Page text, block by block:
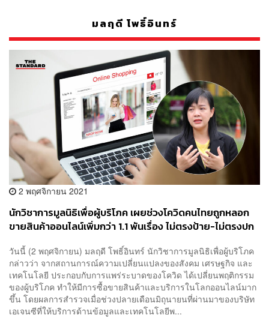
มลฤดี โพธิ์อินทร์
2 พฤศจิกายน 2021
นักวิชาการมูลนิธิเพื่อผู้บริโภค เผยช่วงโควิดคนไทยถูกหลอก
ขายสินค้าออนไลน์เพิ่มกว่า 1.1 พันเรื่อง ไม่ตรงป้าย-ไม่ตรงปก
วันนี้ (2 พฤศจิกายน) มลฤดี โพธิ์อินทร์ นักวิชาการมูลนิธิเพื่อผู้บริโภค
กล่าวว่า จากสถานการณ์ความเปลี่ยนแปลงของสังคม เศรษฐกิจ และ
เทคโนโลยี ประกอบกับการแพร่ระบาดของโควิด ได้เปลี่ยนพฤติกรรม
ของผู้บริโภค ทำให้มีการซื้อขายสินค้าและบริการในโลกออนไลน์มาก
ขึ้น โดยผลการสำรวจเมื่อช่วงปลายเดือนมิถุนายนที่ผ่านมาของบริษัท
เอเจนซีที่ให้บริการด้านข้อมูลและเทคโนโลยีพ...